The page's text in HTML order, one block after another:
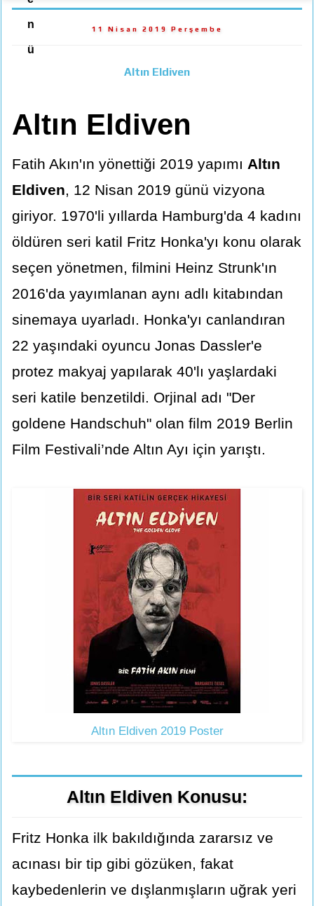
n
ü
11 Nisan 2019 Perşembe
Altın Eldiven
Altın Eldiven
Fatih Akın'ın yönettiği 2019 yapımı Altın
Eldiven , 12 Nisan 2019 günü vizyona
giriyor. 1970'li yıllarda Hamburg'da 4 kadını
öldüren seri katil Fritz Honka'yı konu olarak
seçen yönetmen, filmini Heinz Strunk'ın
2016'da yayımlanan aynı adlı kitabından
sinemaya uyarladı. Honka'yı canlandıran
22 yaşındaki oyuncu Jonas Dassler'e
protez makyaj yapılarak 40'lı yaşlardaki
seri katile benzetildi. Orjinal adı "Der
goldene Handschuh" olan film 2019 Berlin
Film Festivali’nde Altın Ayı için yarıştı.
Altın Eldiven 2019 Poster
Altın Eldiven Konusu:
Fritz Honka ilk bakıldığında zararsız ve
acınası bir tip gibi gözüken, fakat
kaybedenlerin ve dışlanmışların uğrak yeri